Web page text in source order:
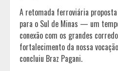
A retomada ferroviária
para o Sul de Minas — um
conexão com os grandes
fortalecimento da nossa
concluiu Braz Pagani.